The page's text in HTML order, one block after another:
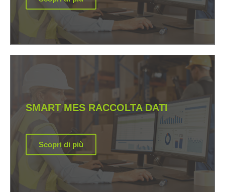
SMART MES RACCOLTA DATI
Scopri di più